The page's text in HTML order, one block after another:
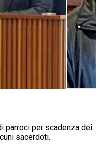
parroci per scadenza dei
sacerdoti.